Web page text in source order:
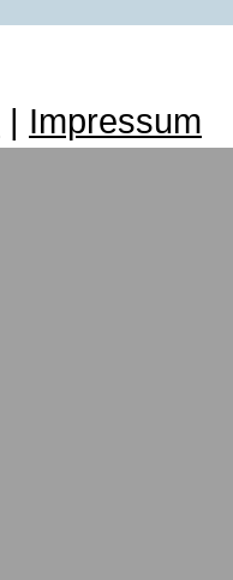
| Impressum